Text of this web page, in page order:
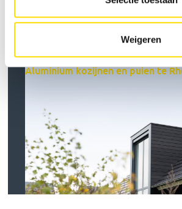
Weigeren
Aluminium kozijnen en puien te